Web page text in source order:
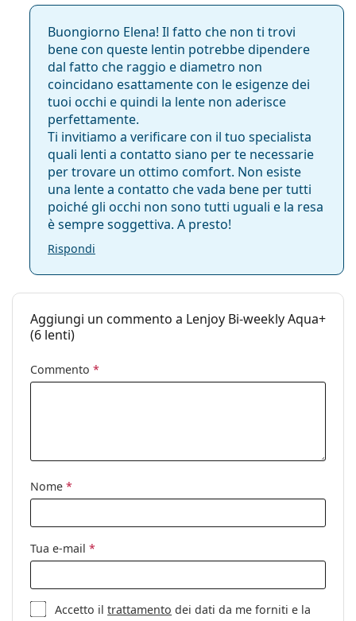
Buongiorno Elena! Il fatto che non ti trovi
bene con queste lentin potrebbe dipendere
dal fatto che raggio e diametro non
coincidano esattamente con le esigenze dei
tuoi occhi e quindi la lente non aderisce
perfettamente.
Ti invitiamo a verificare con il tuo specialista
quali lenti a contatto siano per te necessarie
per trovare un ottimo comfort. Non esiste
una lente a contatto che vada bene per tutti
poiché gli occhi non sono tutti uguali e la resa
è sempre soggettiva. A presto!
Rispondi
Aggiungi un commento a Lenjoy Bi-weekly Aqua+
(6 lenti)
Commento *
Nome *
Tua e-mail *
Accetto iltrattamento dei dati da me forniti e la